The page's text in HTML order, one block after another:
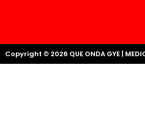
Copyright © 2026 QUE ONDA GYE |